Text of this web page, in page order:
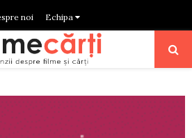
noi Echipa